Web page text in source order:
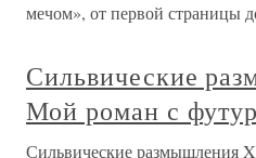
мечом», от первой страницы
Сильвические
Мой роман с
Сильвические размышления